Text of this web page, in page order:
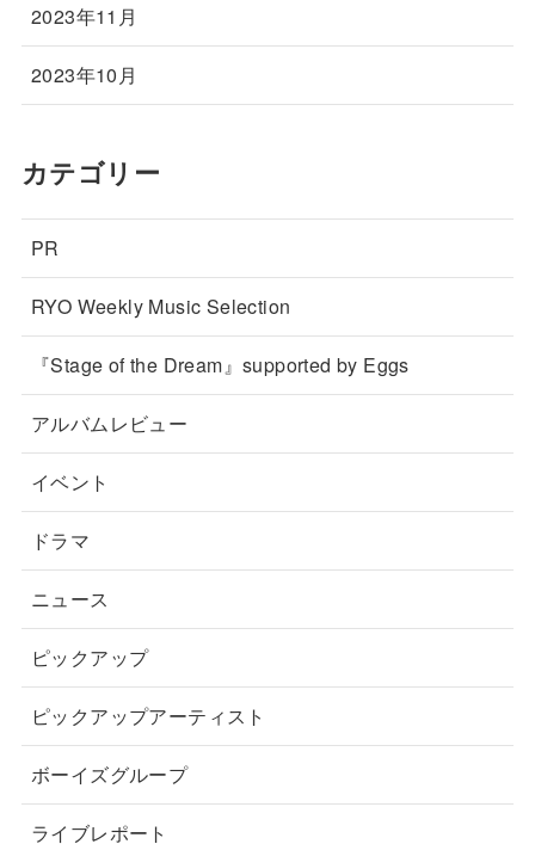
2023年11月
2023年10月
カテゴリー
PR
RYO Weekly Music Selection
『Stage of the Dream』supported by Eggs
アルバムレビュー
イベント
ドラマ
ニュース
ピックアップ
ピックアップアーティスト
ボーイズグループ
ライブレポート